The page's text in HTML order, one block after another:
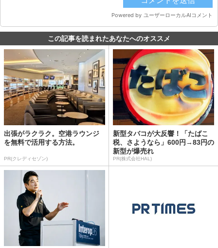
この記事を読まれたあなたへのオススメ
出張がラクラク。空港ラウンジ
を無料で活用する方法。
PR(クレディセゾン)
新型タバコが大反響！「たばこ
税、さようなら」600円→83円の
新型が爆売れ
PR(株式会社HAL)